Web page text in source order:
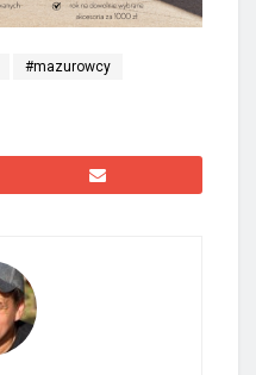
#mazurowcy